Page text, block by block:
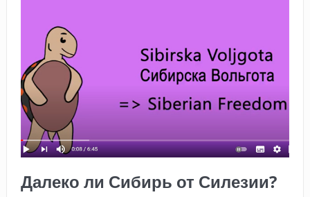
Далеко ли Сибирь от Силезии?